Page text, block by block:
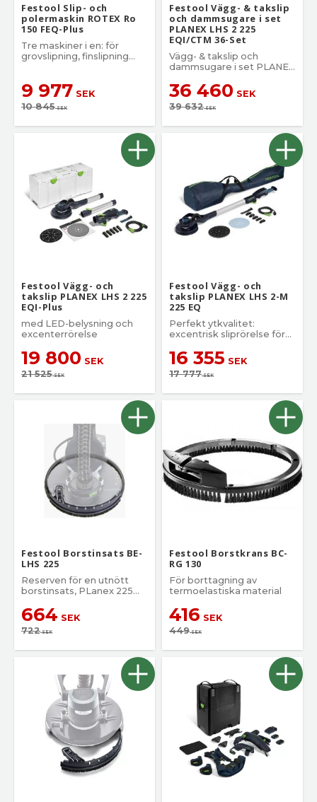
Festool Slip- och
polermaskin ROTEX Ro
150 FEQ-Plus
Tre maskiner i en: för
grovslipning, finslipning
9 977 SEK
10 845SEK
Festool Vägg- & takslip
och dammsugare i set
PLANEX LHS 2 225
EQI/CTM 36-Set
Vägg- & takslip och
dammsugare i set PLANEX
36 460 SEK
39 632SEK
Festool Vägg- och
takslip PLANEX LHS 2 225
EQI-Plus
med LED-belysning och
excenterrörelse
19 800 SEK
21 525SEK
Festool Vägg- och
takslip PLANEX LHS 2-M
225 EQ
Perfekt ytkvalitet:
excentrisk sliprörelse för
16 355 SEK
17 777SEK
Festool Borstinsats BE-
LHS 225
Reserven för en utnött
borstinsats, PLanex 225
664 SEK
722SEK
Festool Borstkrans BC-
RG 130
För borttagning av
termoelastiska material
416 SEK
449SEK